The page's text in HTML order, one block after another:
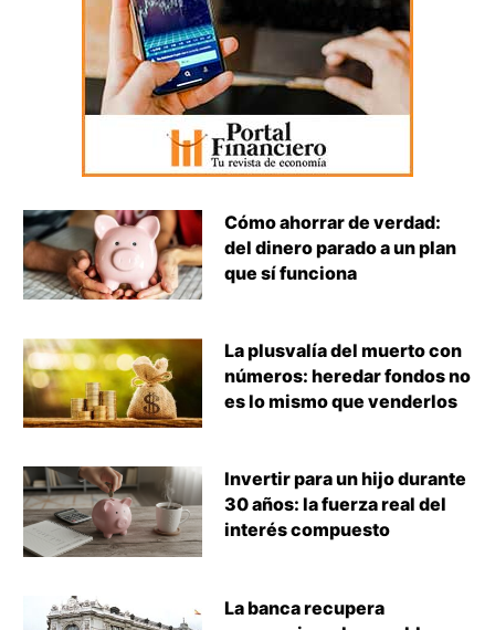
Cómo ahorrar de verdad:
del dinero parado a un plan
que sí funciona
La plusvalía del muerto con
números: heredar fondos no
es lo mismo que venderlos
Invertir para un hijo durante
30 años: la fuerza real del
interés compuesto
La banca recupera